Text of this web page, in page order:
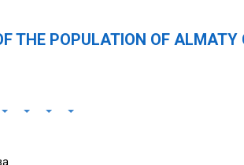
THE POPULATION OF ALMATY